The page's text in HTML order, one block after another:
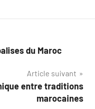
du Maroc
Article suivant
entre traditions
marocaines